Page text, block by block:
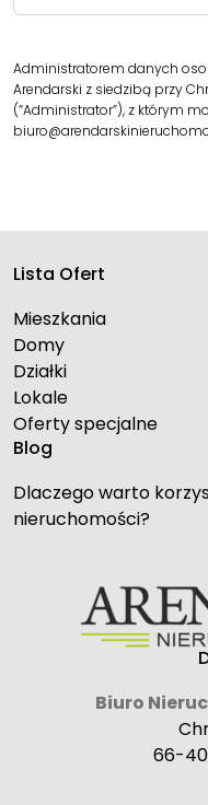
Administratorem danych
Arendarski z siedzibą przy
(“Administrator”), z którym
Lista Ofert
Mieszkania
Domy
Działki
Lokale
Oferty specjalne
Blog
Dlaczego warto
nieruchomości?
Biuro
66-